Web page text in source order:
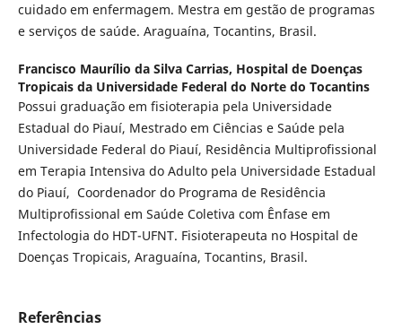
cuidado em enfermagem. Mestra em gestão de programas
e serviços de saúde. Araguaína, Tocantins, Brasil.
Francisco Maurílio da Silva Carrias, Hospital de Doenças
Tropicais da Universidade Federal do Norte do Tocantins
Possui graduação em fisioterapia pela Universidade
Estadual do Piauí, Mestrado em Ciências e Saúde pela
Universidade Federal do Piauí, Residência Multiprofissional
em Terapia Intensiva do Adulto pela Universidade Estadual
do Piauí, Coordenador do Programa de Residência
Multiprofissional em Saúde Coletiva com Ênfase em
Infectologia do HDT-UFNT. Fisioterapeuta no Hospital de
Doenças Tropicais, Araguaína, Tocantins, Brasil.
Referências